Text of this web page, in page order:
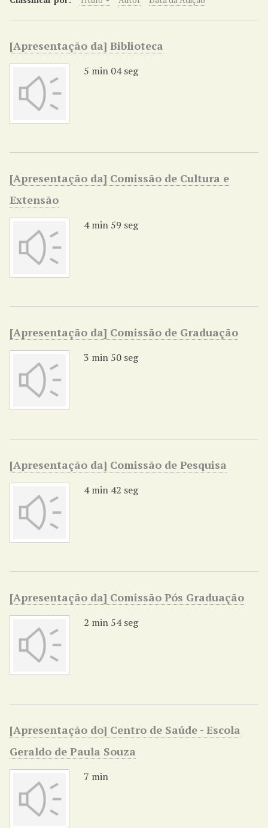
[Apresentação da] Biblioteca
5 min 04 seg
[Apresentação da] Comissão de Cultura e
Extensão
4 min 59 seg
[Apresentação da] Comissão de Graduação
3 min 50 seg
[Apresentação da] Comissão de Pesquisa
4 min 42 seg
[Apresentação da] Comissão Pós Graduação
2 min 54 seg
[Apresentação do] Centro de Saúde - Escola
Geraldo de Paula Souza
7 min